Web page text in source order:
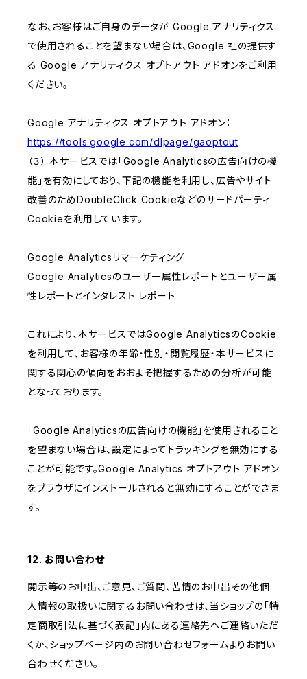
なお、お客様はご自身のデータが Google アナリティクス
で使用されることを望まない場合は、Google 社の提供す
る Google アナリティクス オプトアウト アドオンをご利用
ください。
Google アナリティクス オプトアウト アドオン：
https://tools.google.com/dlpage/gaoptout
（３） 本サービスでは「Google Analyticsの広告向けの機
能」を有効にしており、下記の機能を利用し、広告やサイト
改善のためDoubleClick Cookieなどのサードパーティ
Cookieを利用しています。
Google Analyticsリマーケティング
Google Analyticsのユーザー属性レポートとユーザー属
性レポートとインタレスト レポート
これにより、本サービスではGoogle AnalyticsのCookie
を利用して、お客様の年齢・性別・閲覧履歴・本サービスに
関する関心の傾向をおおよそ把握するための分析が可能
となっております。
「Google Analyticsの広告向けの機能」を使用されること
を望まない場合は、設定によってトラッキングを無効にする
ことが可能です。Google Analytics オプトアウト アドオン
をブラウザにインストールされると無効にすることができま
す。
12. お問い合わせ
開示等のお申出、ご意見、ご質問、苦情のお申出その他個
人情報の取扱いに関するお問い合わせは、当ショップの「特
定商取引法に基づく表記」内にある連絡先へご連絡いただ
くか、ショップページ内のお問い合わせフォームよりお問い
合わせください。